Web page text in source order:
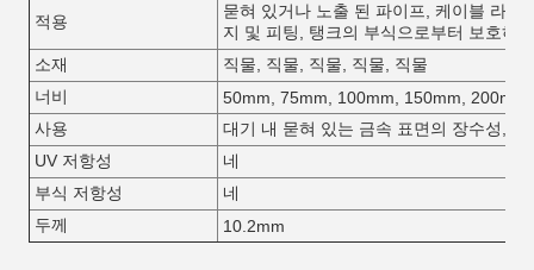
적용
묻혀 있거나 노출 된 파이프, 케이블 라인
지 및 피팅, 탱크의 부식으로부터 보호하
소재
직물, 직물, 직물, 직물, 직물
너비
50mm, 75mm, 100mm, 150mm, 200mm
사용
대기 내 묻혀 있는 금속 표면의 장수성, 밀
UV 저항성
네
부식 저항성
네
두께
10.2mm